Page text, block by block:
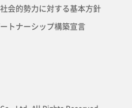
会的勢力に対する基本方針
トナーシップ構築宣言